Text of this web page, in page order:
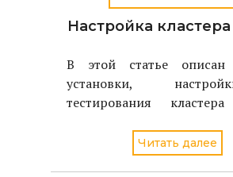
Настройка кластера
В этой статье описан
установки,
тестирования
Читать далее